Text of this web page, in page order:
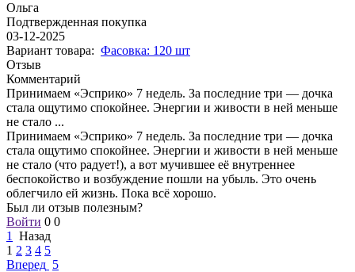
Ольга
Подтвержденная покупка
03-12-2025
Вариант товара: Фасовка: 120 шт
Отзыв
Комментарий
Принимаем «Эсприко» 7 недель. За последние три — дочка
стала ощутимо спокойнее. Энергии и живости в ней меньше
не стало ...
Принимаем «Эсприко» 7 недель. За последние три — дочка
стала ощутимо спокойнее. Энергии и живости в ней меньше
не стало (что радует!), а вот мучившее её внутреннее
беспокойство и возбуждение пошли на убыль. Это очень
облегчило ей жизнь. Пока всё хорошо.
Был ли отзыв полезным?
Войти 0 0
1
Назад
1 2 3 4 5
Вперед 5